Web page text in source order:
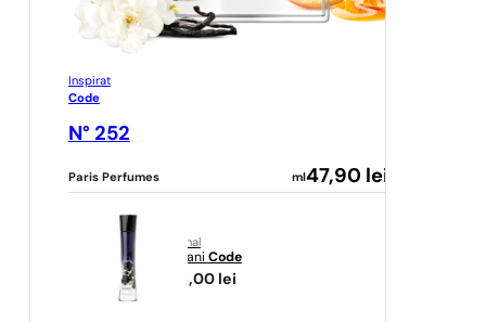
Inspirat
Code
N° 252
Paris Perfumes ml 47,90 lei
original
Armani Code
476,00 lei